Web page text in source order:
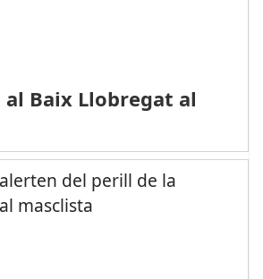
al Baix Llobregat al